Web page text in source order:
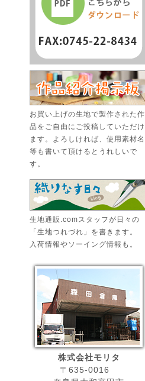
お買い上げの生地で製作された作
品をご自由にご投稿していただけ
ます。よろしければ、使用素材名
等も書いて頂けるとうれしいで
す。
生地通販.comスタッフが日々の
「生地つれづれ」を書きます。
入荷情報やソーイング情報も。
株式会社モリタ
〒635-0016